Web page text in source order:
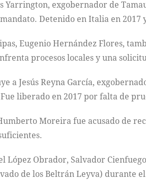
Yarrington, exgobernador de
Detenido en Italia en
Eugenio Hernández Flores,
procesos locales y una
a Jesús Reyna García,
liberado en 2017 por falta de
Moreira fue acusado de
López Obrador, Salvador
de los Beltrán Leyva) durante